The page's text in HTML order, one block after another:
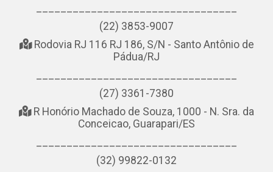
(22) 3853-9007
Rodovia RJ 116 RJ 186, S/N - Santo Antônio de
Pádua/RJ
(27) 3361-7380
R Honório Machado de Souza, 1000 - N. Sra. da
Conceicao, Guarapari/ES
(32) 99822-0132